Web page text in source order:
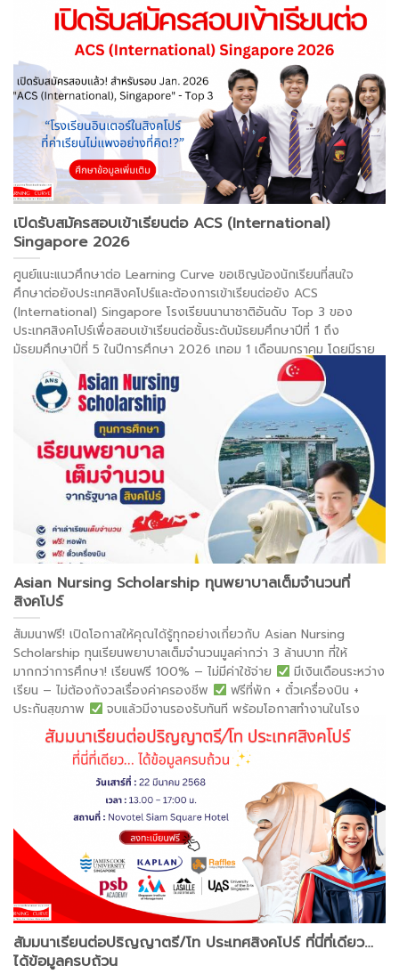
เปิดรับสมัครสอบเข้าเรียนต่อ ACS (International)
Singapore 2026
ศูนย์แนะแนวศึกษาต่อ Learning Curve ขอเชิญน้องนักเรียนที่สนใจ
ศึกษาต่อยังประเทศสิงคโปร์และต้องการเข้าเรียนต่อยัง ACS
(International) Singapore โรงเรียนนานาชาติอันดับ Top 3 ของ
ประเทศสิงคโปร์เพื่อสอบเข้าเรียนต่อชั้นระดับมัธยมศึกษาปีที่ 1 ถึง
มัธยมศึกษาปีที่ 5 ในปีการศึกษา 2026 เทอม 1 เดือนมกราคม โดยมีราย
ละเอียดดังนี้ หมายเหตุ : ทางโรงเรียน ACS International Singapore
ขอสัมภาษณ์นักเรียนในวันสอบด้วยค่ะ **เปิดรับสมัครตั้งเเต่วันนี้ ถึง . . .
อ่านต่อ >
Asian Nursing Scholarship ทุนพยาบาลเต็มจำนวนที่
สิงคโปร์
สัมมนาฟรี! เปิดโอกาสให้คุณได้รู้ทุกอย่างเกี่ยวกับ Asian Nursing
Scholarship ทุนเรียนพยาบาลเต็มจำนวนมูลค่ากว่า 3 ล้านบาท ที่ให้
มากกว่าการศึกษา! เรียนฟรี 100% – ไม่มีค่าใช้จ่าย
มีเงินเดือนระหว่าง
เรียน – ไม่ต้องกังวลเรื่องค่าครองชีพ
ฟรีที่พัก + ตั๋วเครื่องบิน +
ประกันสุขภาพ
จบแล้วมีงานรองรับทันที พร้อมโอกาสทำงานในโรง
พยาบาลชั้นนำของสิงคโปร์และไปต่อที่ออสเตรเลียหลังจบสัญญา! วันเสาร์
5 เมษายน 2568 เวลา 13:00 น. (Zoom Online ) .. . .
สัมมนาเรียนต่อปริญญาตรี/โท ประเทศสิงคโปร์ ที่นี่ที่เดียว…
ได้ข้อมูลครบถ้วน